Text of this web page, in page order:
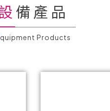
設備產品
Equipment Products